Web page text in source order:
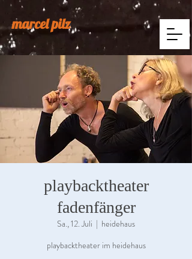
marcel pilz
playbacktheater
fadenfänger
Sa., 12. Juli
  |
heidehaus
playbacktheater im heidehaus